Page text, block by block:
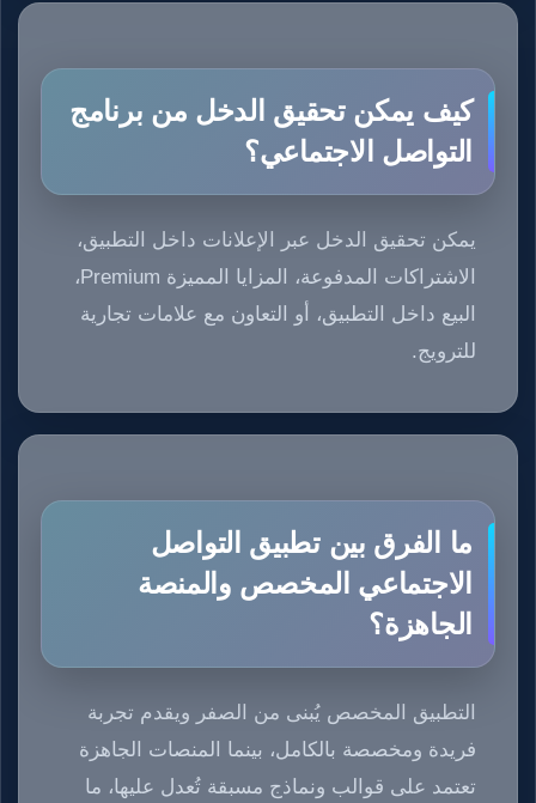
كيف يمكن تحقيق الدخل من برنامج
التواصل الاجتماعي؟
يمكن تحقيق الدخل عبر الإعلانات داخل التطبيق،
الاشتراكات المدفوعة، المزايا المميزة Premium،
البيع داخل التطبيق، أو التعاون مع علامات تجارية
للترويج.
ما الفرق بين تطبيق التواصل
الاجتماعي المخصص والمنصة
الجاهزة؟
التطبيق المخصص يُبنى من الصفر ويقدم تجربة
فريدة ومخصصة بالكامل، بينما المنصات الجاهزة
تعتمد على قوالب ونماذج مسبقة تُعدل عليها، ما